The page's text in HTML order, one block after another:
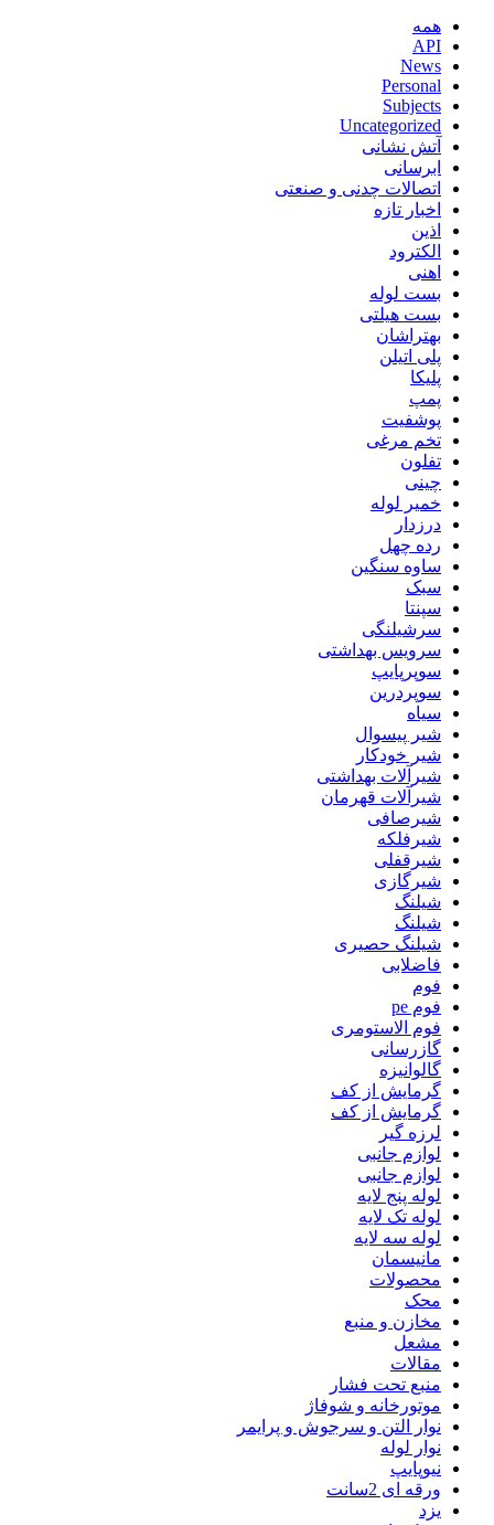
همه
API
News
Personal
Subjects
Uncategorized
آتش نشانی
ابرسانی
اتصالات چدنی و صنعتی
اخبار تازه
اذین
الکترود
اهنی
بست لوله
بست هیلتی
بهتراشان
پلی اتیلن
پلیکا
پمپ
پوشفیت
تخم مرغی
تفلون
چینی
خمیر لوله
درزدار
رده چهل
ساوه سنگین
سبک
سپنتا
سرشیلنگی
سرویس بهداشتی
سوپرپایپ
سوپردرین
سیاه
شیر پیسوال
شیر خودکار
شیرآلات بهداشتی
شیرآلات قهرمان
شیرصافی
شیرفلکه
شیرقفلی
شیرگازی
شیلنگ
شیلنگ
شیلنگ حصیری
فاضلابی
فوم
فوم pe
فوم الاستومری
گازرسانی
گالوانیزه
گرمایش از کف
گرمایش از کف
لرزه گیر
لوازم جانبی
لوازم جانبی
لوله پنج لایه
لوله تک لایه
لوله سه لایه
مانیسمان
محصولات
محک
مخازن و منبع
مشعل
مقالات
منبع تحت فشار
موتورخانه و شوفاژ
نوار التن و سرجوش و پرایمر
نوار لوله
نیوپایپ
ورقه ای 2سانت
یزد